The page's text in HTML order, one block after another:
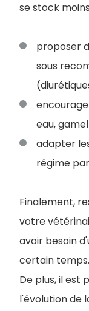
se stock
proposer
sous
eau,
adapter
régime
Finalement,
votre
avoir besoin
certain temps.
De plus, il est
l'évolution de